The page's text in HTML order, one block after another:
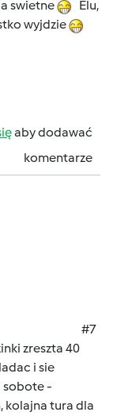
swietne
Elu,
wyjdzie
aby dodawać
komentarze
#7
zreszta 40
i sie
sobote -
kolajna tura dla